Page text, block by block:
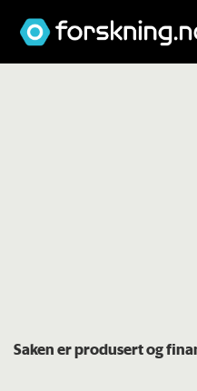
Saken er produsert og